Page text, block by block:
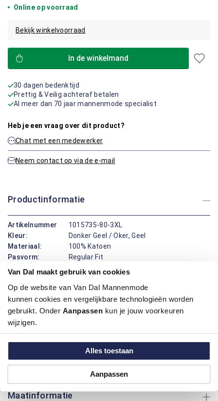
Van Dal maakt gebruik van cookies
Op de website van Van Dal Mannenmode
kunnen cookies en vergelijkbare technologieën worden
gebruikt. Onder Aanpassen kun je jouw voorkeuren
wijzigen.
Alles toestaan
Aanpassen
Online op voorraad
Bekijk winkelvoorraad
In de winkelmand
30 dagen bedenktijd
Prettig & Veilig achteraf betalen
Al meer dan 70 jaar mannenmode specialist
Heb je een vraag over dit product?
Chat met een medewerker
Neem contact op via de e-mail
Productinformatie
Artikelnummer
1015735-80-3XL
Kleur:
Donker Geel / Oker, Geel
Materiaal:
100% Katoen
Pasvorm:
Regular Fit
Deze regular fit trui van Bartlett combineert tijdloze klasse
met draaggemak. Gemaakt van 100% katoen voelt de trui
zacht en ademend aan, ideaal voor dagelijks gebruik. Het
ruitmotief geeft het geheel een stijlvolle uitstraling, terwijl de
klassieke boord met ritssluiting zorgt voor een praktische en
groen sluit deze trui perfect aan bij uiteenlopende stijlen.
Draag ‘m over een overhemd of onder een jas – met deze trui
Maatinformatie